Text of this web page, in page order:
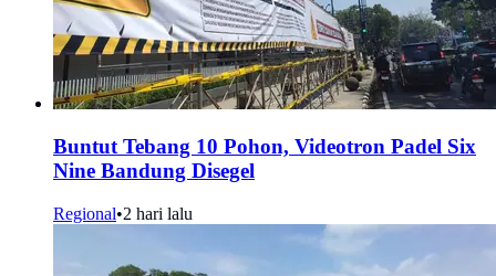
Buntut Tebang 10 Pohon, Videotron Padel Six
Nine Bandung Disegel
Regional•2 hari lalu